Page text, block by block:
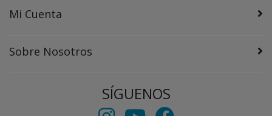
Mi Cuenta
Sobre Nosotros
SÍGUENOS